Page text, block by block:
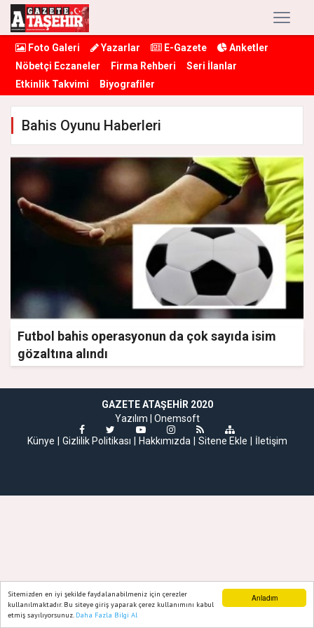
Anladım
Sitemizden en iyi şekilde faydalanabilmeniz için çerezler
kullanılmaktadır. Bu siteye giriş yaparak çerez kullanımını kabul
etmiş sayılıyorsunuz. Daha Fazla Bilgi Al
Foto Galeri Yazarlar E-Gazete
Anketler
Nöbetçi Eczaneler
Firma Rehberi
Seri İlanlar
Etkinlik Takvimi
Biyografiler
Bahis Oyunu Haberleri
Futbol bahis operasyonun da çok sayıda isim
gözaltına alındı
GAZETE ATAŞEHIR 2020
Yazılım | Onemsoft
Künye
Gizlilik Politikası Hakkımızda Sitene Ekle İletişim
Ana Sayfa Web TV